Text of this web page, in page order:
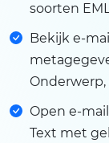
soorten
Bekijk e-
Onderwerp,
Open e-
Text met